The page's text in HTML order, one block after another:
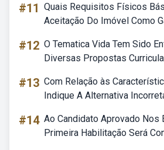
#11 Quais Requisitos Físicos
Aceitação Do Imóvel Como
#12 O Tematica Vida Tem Sido
Diversas Propostas
#13 Com Relação às
Indique A Alternativa
#14 Ao Candidato Aprovado Nos
Primeira Habilitação Será